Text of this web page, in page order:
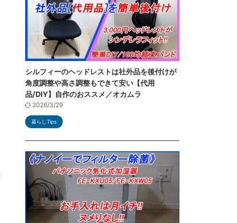
シルフィーのヘッドレストは社外品を後付けが
角度調整や高さ調整もできて安い【代用
品/DIY】自作のおススメ／オカムラ
2026/3/29
暮らしTips